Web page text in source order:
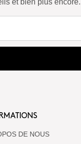
et bien plus
DE NOUS